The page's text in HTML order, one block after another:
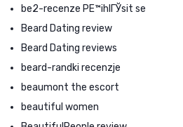
be2-recenze PЕ™ihlГЎsit se
Beard Dating review
Beard Dating reviews
beard-randki recenzje
beaumont the escort
beautiful women